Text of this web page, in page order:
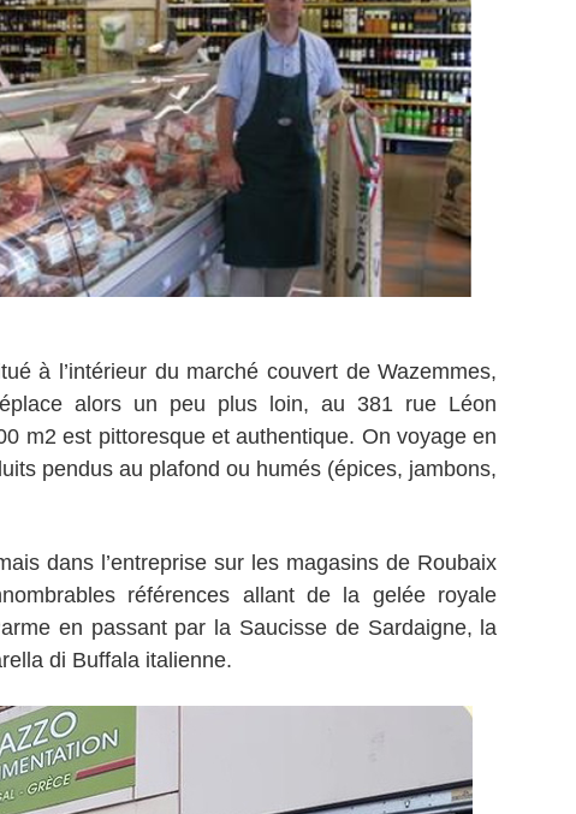
à l’intérieur du marché couvert deWazemmes,
alors un peu plus loin, au 381 rue Léon
m2 est pittoresque et authentique. On voyage en
pendus au plafond ou humés (épices, jambons,
dans l’entreprise sur les magasins de Roubaix
références allant de la gelée royale
en passant par la Saucisse de Sardaigne, la
di Buffala italienne.